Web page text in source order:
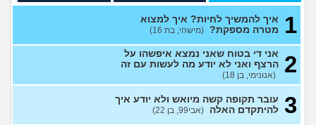
אני כבר לא נער. והזמן טס
למה אני לא מקבל את זה שאני
כבר לא ילד יותר? (היו זמנים
חושב להתאשפז *שוב* מרצון,
או לשכב באמצע הרחוב
(asdasd, בן 30)
מה לדעתכם אני צריך לעשות?
אני באמת שונא לקום כל יום
1
איך להמשיך לחיות? איך למצוא
מטרה מספקת? (מישהי, בת 16)
2
אני די בטוח שאני נמצא איפשהו על
הרצף ואני לא יודע מה לעשות עם זה
(אנונימי, בן 18)
3 עובר תקופה קשה מיואש ולא יודע איך
להיתקדם האלה (אבי99, בן 22)